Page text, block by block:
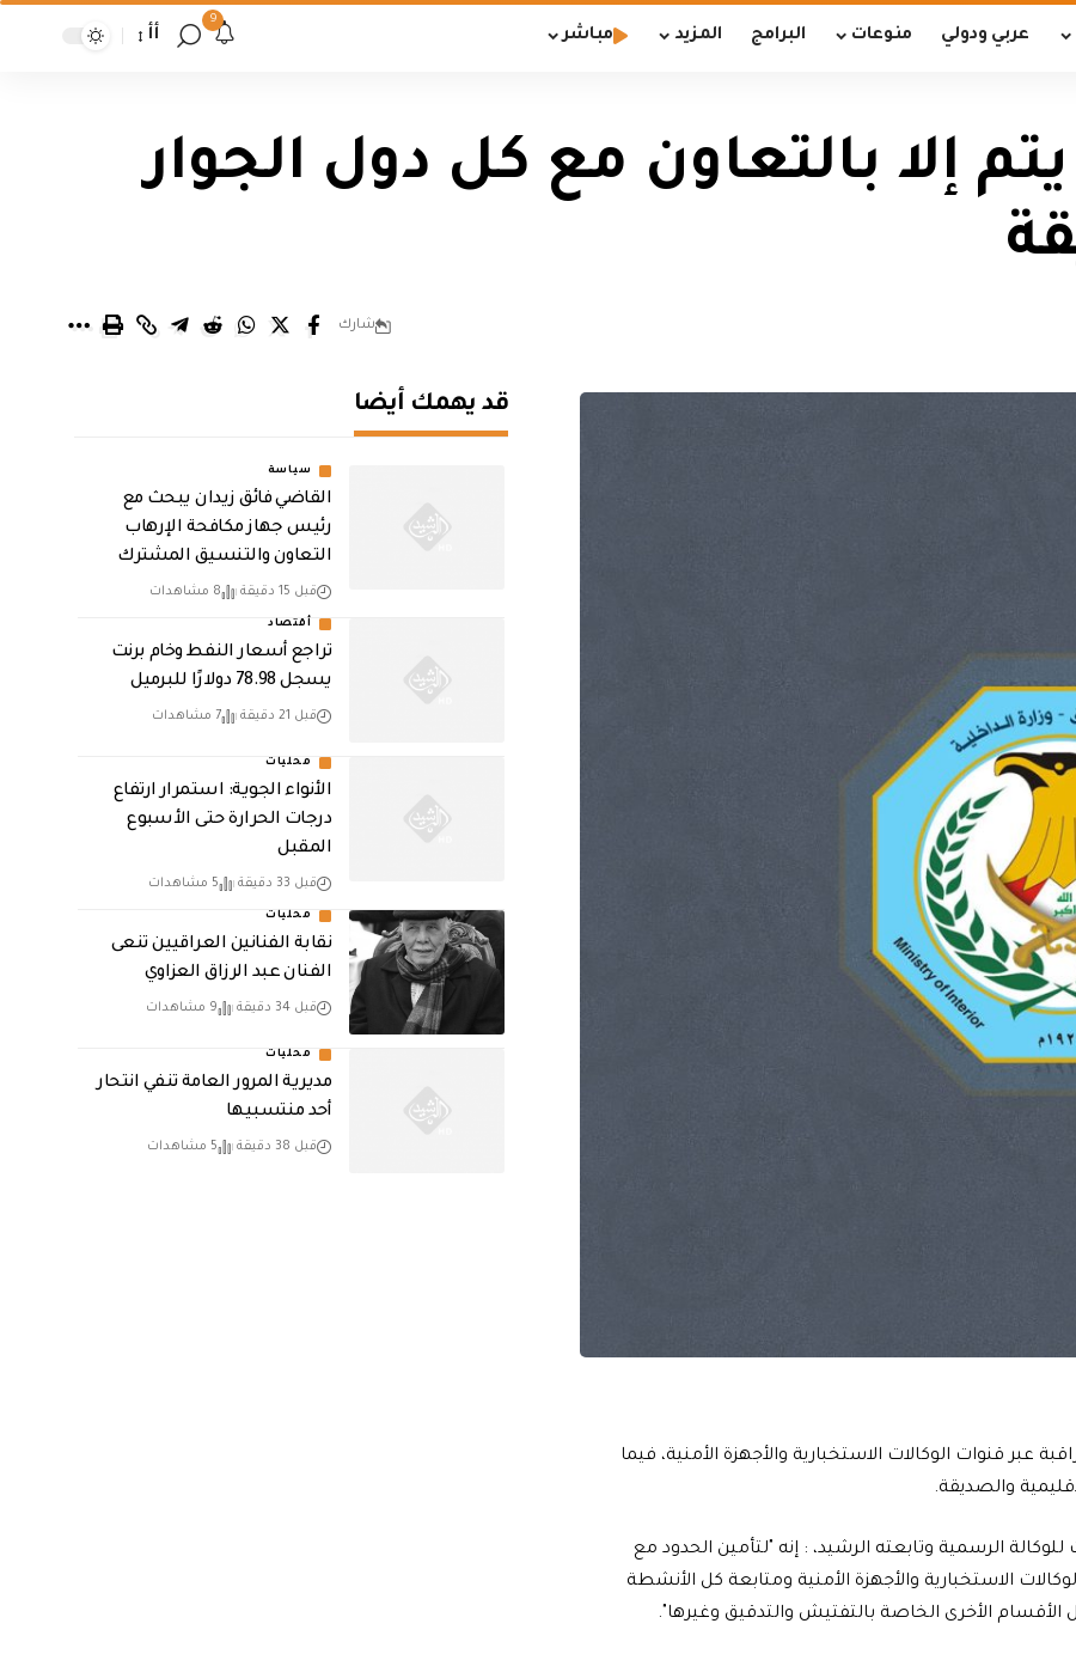
عربي ودولي منوعات البرامج المزيد مباشر
9
أأ
يتم إلا بالتعاون مع كل دول الجوار
شارك
عبر قنوات الوكالات الاستخبارية والأجهزة الأمنية، فيما
والصديقة.
الرسمية وتابعته الرشيد، : إنه "لتأمين الحدود مع
الاستخبارية والأجهزة الأمنية ومتابعة كل الأنشطة
الأخرى الخاصة بالتفتيش والتدقيق وغيرها".
قد يهمك أيضا
سياسة
القاضي فائق زيدان يبحث مع
رئيس جهاز مكافحة الإرهاب
التعاون والتنسيق المشترك
قبل 15 دقيقة 8 مشاهدات
أقتصاد
تراجع أسعار النفط وخام برنت
يسجل 78.98 دولارًا للبرميل
قبل 21 دقيقة 7 مشاهدات
محليات
الأنواء الجوية: استمرار ارتفاع
درجات الحرارة حتى الأسبوع
المقبل
قبل 33 دقيقة 5 مشاهدات
محليات
نقابة الفنانين العراقيين تنعى
الفنان عبد الرزاق العزاوي
قبل 34 دقيقة 9 مشاهدات
محليات
مديرية المرور العامة تنفي انتحار
أحد منتسبيها
قبل 38 دقيقة 5 مشاهدات